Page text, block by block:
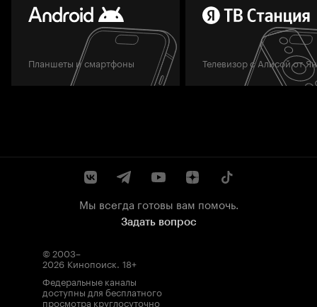
Планшеты и смартфоны Телевизор с Алисой от
Мы всегда готовы вам помочь.
Задать вопрос
© 2003–
2026 Кинопоиск. 18+
Федеральные каналы
доступны для бесплатного
просмотра круглосуточно